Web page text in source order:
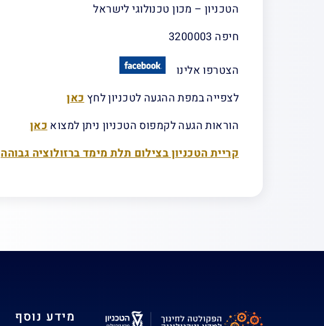
הטכניון – מכון טכנולוגי לישראל
חיפה 3200003
הצטרפו אלינו
לצפייה במפת ההגעה לטכניון לחץכאן
הוראות הגעה לקמפוס הטכניון ניתן למצואכאן
קריית הטכניון בצילום תלת מימד ברזולוציה גבוהה
מידע נוסף